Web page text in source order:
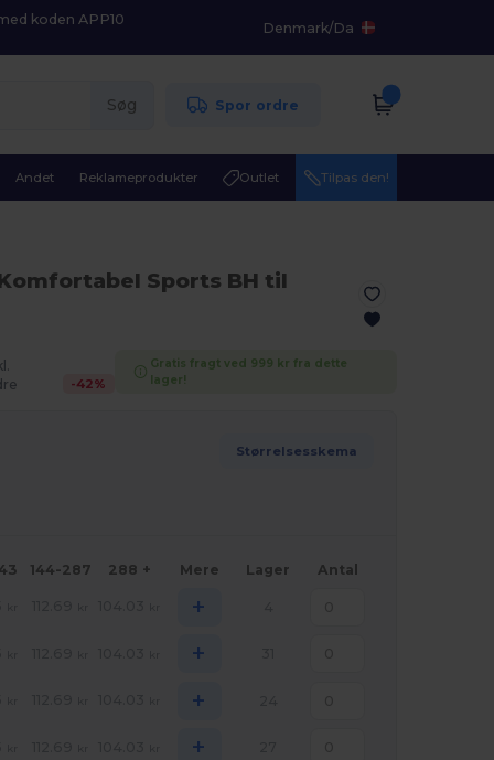
koden APP10
Denmark/Da
Søg Spor ordre
Andet Reklameprodukter Outlet Tilpas den!
Sports BH til
-42%
Gratis fragt ved 999 kr fra dette
lager!
Størrelsesskema
144-287 288 + Mere Lager Antal
+
+
+
+